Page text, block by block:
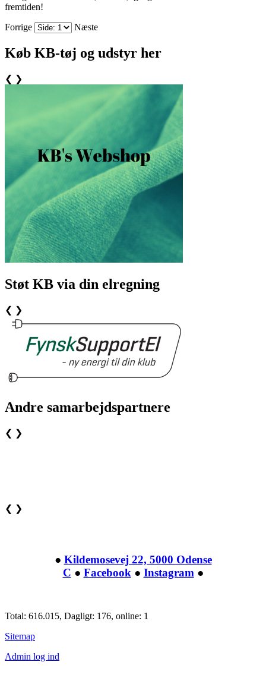
fremtiden!
Forrige
Næste
Køb KB-tøj og udstyr her
❮ ❯
Støt KB via din elregning
❮ ❯
Andre samarbejdspartnere
❮ ❯
❮ ❯
● Kildemosevej 22, 5000 Odense
C ● Facebook ● Instagram ●
Total: 616.015, Dagligt: 176, online: 1
Sitemap
Admin log ind